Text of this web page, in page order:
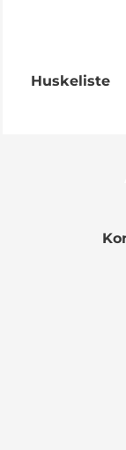
Huskeliste